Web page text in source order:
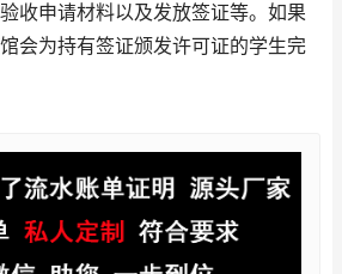
收申请材料以及发放签证等。如果
会为持有签证颁发许可证的学生完